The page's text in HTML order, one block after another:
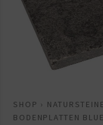
SHOP › NATURSTEINE
BODENPLATTEN